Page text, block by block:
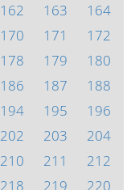
162 163
164
170 171
172
178 179
180
186 187
188
194 195
196
202 203
204
210 211
212
218 219
220